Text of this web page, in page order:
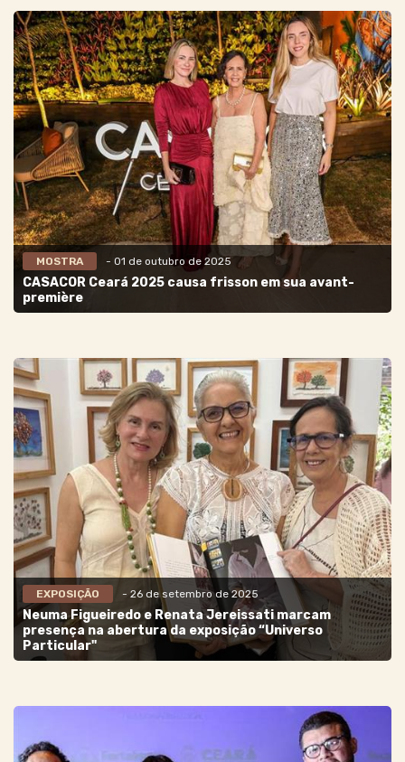
MOSTRA - 01 de outubro de 2025
CASACOR Ceará 2025 causa frisson em sua avant-
première
EXPOSIÇÃO - 26 de setembro de 2025
Neuma Figueiredo e Renata Jereissati marcam
presença na abertura da exposição “Universo
Particular"